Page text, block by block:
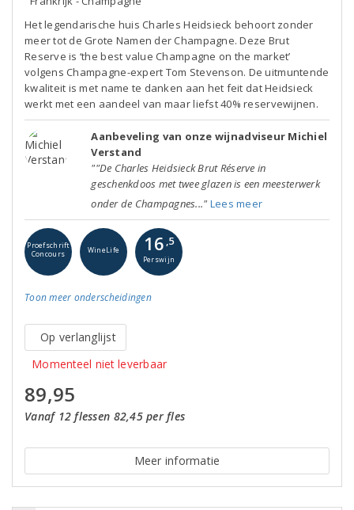
Het legendarische huis Charles Heidsieck behoort zonder
meer tot de Grote Namen der Champagne. Deze Brut
Reserve is ‘the best value Champagne on the market’
volgens Champagne-expert Tom Stevenson. De uitmuntende
kwaliteit is met name te danken aan het feit dat Heidsieck
werkt met een aandeel van maar liefst 40% reservewijnen.
Aanbeveling van onze wijnadviseur Michiel
Verstand
""De Charles Heidsieck Brut Réserve in
geschenkdoos met twee glazen is een meesterwerk
onder de Champagnes..." Lees meer
Proefschrift
Concours
WineLife 16 ,5
Perswijn
Toon meer onderscheidingen
Op verlanglijst
Momenteel niet leverbaar
89,95
Vanaf 12 flessen 82,45 per fles
Meer informatie